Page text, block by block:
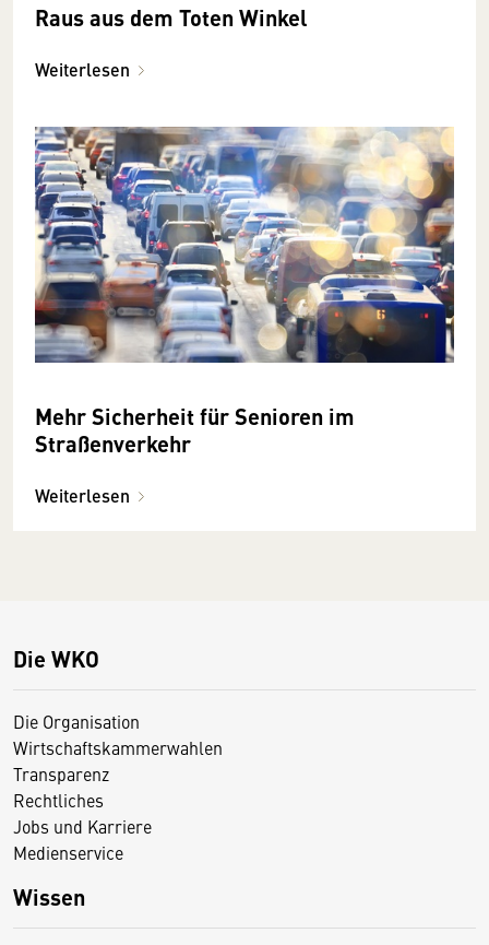
Raus aus dem Toten Winkel
Weiterlesen
Mehr Sicherheit für Senioren im
Straßenverkehr
Weiterlesen
Die WKO
Die Organisation
Wirtschaftskammerwahlen
Transparenz
Rechtliches
Jobs und Karriere
Medienservice
Wissen